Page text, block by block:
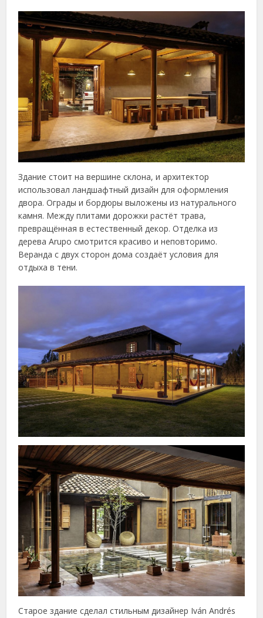
Здание стоит на вершине склона, и архитектор
использовал ландшафтный дизайн для оформления
двора. Ограды и бордюры выложены из натурального
камня. Между плитами дорожки растёт трава,
превращённая в естественный декор. Отделка из
дерева Arupo смотрится красиво и неповторимо.
Веранда с двух сторон дома создаёт условия для
отдыха в тени.
Старое здание сделал стильным дизайнер Iván Andrés